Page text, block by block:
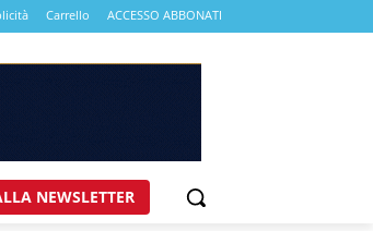
Carrello ACCESSO ABBONATI
NEWSLETTER